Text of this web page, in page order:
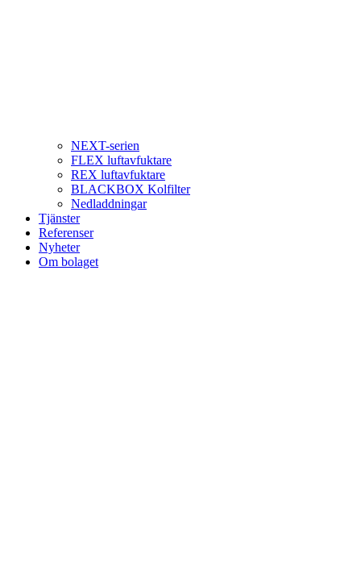
NEXT-serien
FLEX luftavfuktare
REX luftavfuktare
BLACKBOX Kolfilter
Nedladdningar
Tjänster
Referenser
Nyheter
Om bolaget